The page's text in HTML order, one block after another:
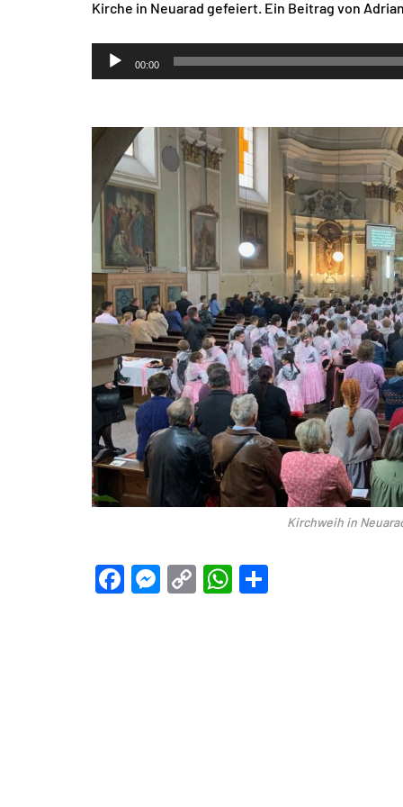
Kirche in Neuarad gefeiert. Ein Beitrag von
Audio-
Player
00:00
Kirchweih in
Facebook
Messenger
CopyWhatsApp